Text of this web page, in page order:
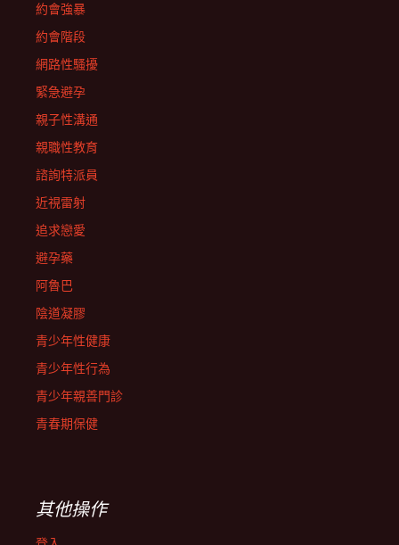
約會強暴
約會階段
網路性騷擾
緊急避孕
親子性溝通
親職性教育
諮詢特派員
近視雷射
追求戀愛
避孕藥
阿魯巴
陰道凝膠
青少年性健康
青少年性行為
青少年親善門診
青春期保健
其他操作